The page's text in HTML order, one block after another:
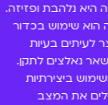
היא נלהבת ופזיזה.
הוא שימוש בכדור
לעיתים בעיות
נאלצים לתקן.
ביצירתיות
את המצב